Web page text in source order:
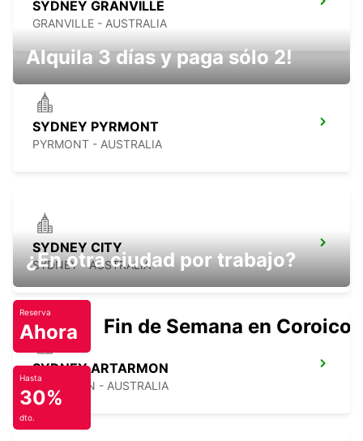
SYDNEY GRANVILLE
GRANVILLE - AUSTRALIA
SYDNEY PYRMONT
PYRMONT - AUSTRALIA
SYDNEY CITY
SYDNEY - AUSTRALIA
SYDNEY ARTARMON
ARTARMON - AUSTRALIA
Alquila 3 días y paga sólo 2!
¿En otra ciudad por trabajo?
Reserva
Ahora Fin de Semana en Coroico.
Hasta
30%
dto.